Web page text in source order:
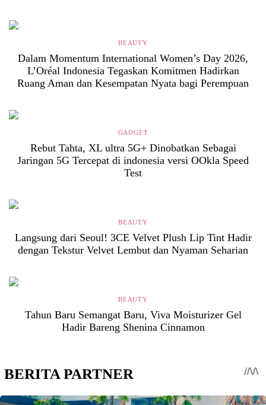
BEAUTY
Dalam Momentum International Women’s Day 2026,
L’Oréal Indonesia Tegaskan Komitmen Hadirkan
Ruang Aman dan Kesempatan Nyata bagi Perempuan
GADGET
Rebut Tahta, XL ultra 5G+ Dinobatkan Sebagai
Jaringan 5G Tercepat di indonesia versi OOkla Speed
Test
BEAUTY
Langsung dari Seoul! 3CE Velvet Plush Lip Tint Hadir
dengan Tekstur Velvet Lembut dan Nyaman Seharian
BEAUTY
Tahun Baru Semangat Baru, Viva Moisturizer Gel
Hadir Bareng Shenina Cinnamon